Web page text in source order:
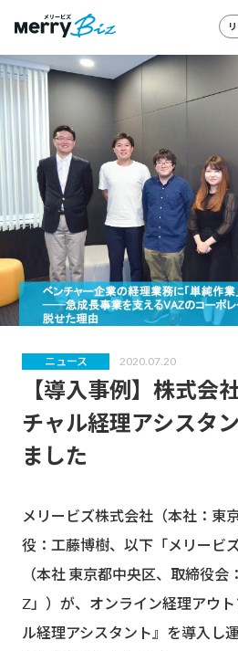
ニュース 2020.07.20
【導入事例】株式会
チャル経理アシスタ
ました
メリービズ株式会社（本社：東
役：工藤博樹、以下「メリービ
（本社 東京都中央区、取締役会
Z」）が、オンライン経理アウ
ル経理アシスタント』を導入し